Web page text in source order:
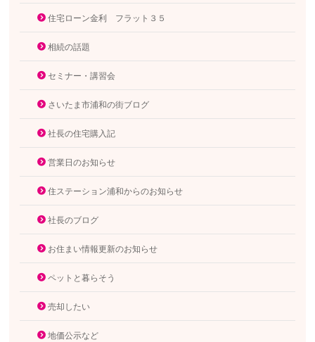
住宅ローン金利 フラット３５
相続の話題
セミナー・講習会
さいたま市浦和の街ブログ
社長の住宅購入記
営業日のお知らせ
住ステーション浦和からのお知らせ
社長のブログ
お住まい情報更新のお知らせ
ペットと暮らそう
売却したい
地価公示など